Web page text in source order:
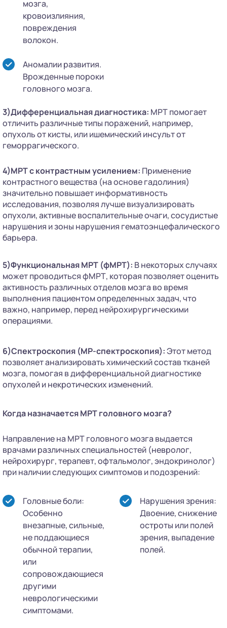
мозга,
кровоизлияния,
повреждения
волокон.
Аномалии развития.
Врожденные пороки
головного мозга.
3)Дифференциальная диагностика: МРТ помогает
отличить различные типы поражений, например,
опухоль от кисты, или ишемический инсульт от
геморрагического.
4)МРТ с контрастным усилением: Применение
контрастного вещества (на основе гадолиния)
значительно повышает информативность
исследования, позволяя лучше визуализировать
опухоли, активные воспалительные очаги, сосудистые
нарушения и зоны нарушения гематоэнцефалического
барьера.
5)Функциональная МРТ (фМРТ): В некоторых случаях
может проводиться фМРТ, которая позволяет оценить
активность различных отделов мозга во время
выполнения пациентом определенных задач, что
важно, например, перед нейрохирургическими
операциями.
6)Спектроскопия (МР-спектроскопия):Этот метод
позволяет анализировать химический состав тканей
мозга, помогая в дифференциальной диагностике
опухолей и некротических изменений.
Когда назначается МРТ головного мозга?
Направление на МРТ головного мозга выдается
врачами различных специальностей (невролог,
нейрохирург, терапевт, офтальмолог, эндокринолог)
при наличии следующих симптомов и подозрений:
Головные боли:
Особенно
внезапные, сильные,
не поддающиеся
обычной терапии,
или
сопровождающиеся
другими
неврологическими
симптомами.
Нарушения зрения:
Двоение, снижение
остроты или полей
зрения, выпадение
полей.